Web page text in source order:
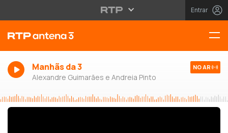
Entrar
Manhãs da 3
Alexandre Guimarães e Andreia Pinto
NO AR